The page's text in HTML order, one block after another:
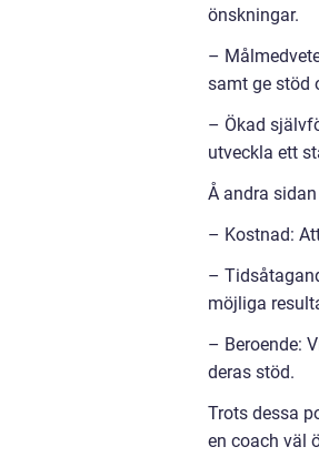
önskningar.
–
samt ge stöd
– Ökad
utveckla ett
Å andra
– Kostnad:
–
möjliga
– Beroende:
deras stöd.
Trots dessa
en coach väl